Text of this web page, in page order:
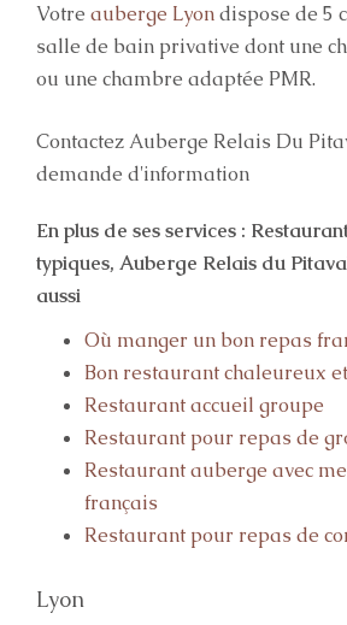
Votre auberge Lyondispose de 5
salle de bain privative dont une
ou une chambre adaptée PMR.
Contactez Auberge Relais Du
demande d'information
En plus de ses services :
typiques, Auberge Relais du
aussi
Où manger un bon repas
Bon restaurant chaleureux
Restaurant accueil groupe
Restaurant pour repas de
Restaurant auberge avec
français
Restaurant pour repas de
Lyon